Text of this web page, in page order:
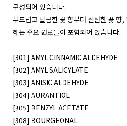
구성되어 있습니다.
부드럽고 달콤한 꽃 향부터 신선한 꽃 향,
하는 주요 원료들이 포함되어 있습니다.
[301] AMYL CINNAMIC ALDEHYDE
[302] AMYL SALICYLATE
[303] ANISIC ALDEHYDE
[304] AURANTIOL
[305] BENZYL ACETATE
[308] BOURGEONAL